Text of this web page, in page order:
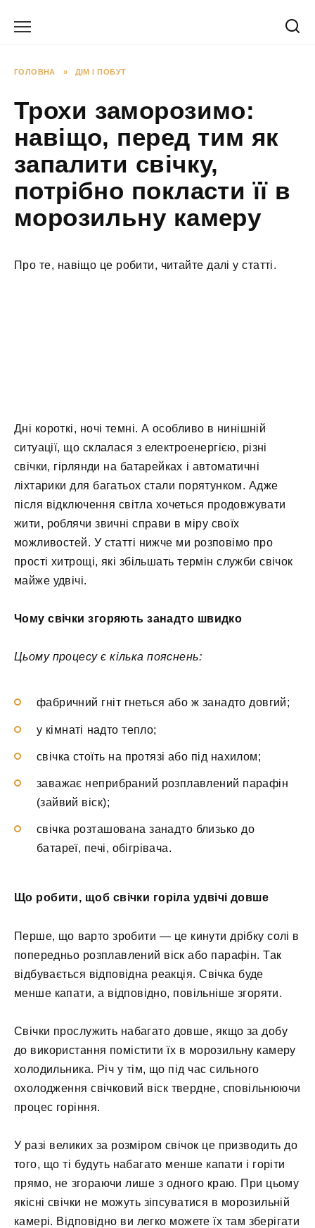
ГОЛОВНА » ДІМ І ПОБУТ
Трохи заморозимо:
навіщо, перед тим як
запалити свічку,
потрібно покласти її в
морозильну камеру
Про те, навіщо це робити, читайте далі у статті.
Дні короткі, ночі темні. А особливо в нинішній
ситуації, що склалася з електроенергією, різні
свічки, гірлянди на батарейках і автоматичні
ліхтарики для багатьох стали порятунком. Адже
після відключення світла хочеться продовжувати
жити, роблячи звичні справи в міру своїх
можливостей. У статті нижче ми розповімо про
прості хитрощі, які збільшать термін служби свічок
майже удвічі.
Чому свічки згоряють занадто швидко
Цьому процесу є кілька пояснень:
фабричний гніт гнеться або ж занадто довгий;
у кімнаті надто тепло;
свічка стоїть на протязі або під нахилом;
заважає неприбраний розплавлений парафін
(зайвий віск);
свічка розташована занадто близько до
батареї, печі, обігрівача.
Що робити, щоб свічки горіла удвічі довше
Перше, що варто зробити — це кинути дрібку солі в
попередньо розплавлений віск або парафін. Так
відбувається відповідна реакція. Свічка буде
менше капати, а відповідно, повільніше згоряти.
Свічки прослужить набагато довше, якщо за добу
до використання помістити їх в морозильну камеру
холодильника. Річ у тім, що під час сильного
охолодження свічковий віск твердне, сповільнюючи
процес горіння.
У разі великих за розміром свічок це призводить до
того, що ті будуть набагато менше капати і горіти
прямо, не згораючи лише з одного краю. При цьому
якісні свічки не можуть зіпсуватися в морозильній
камері. Відповідно ви легко можете їх там зберігати